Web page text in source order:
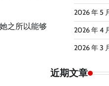
之所以能够
2026 年 5
2026 年 4
2026 年 3
近期文章